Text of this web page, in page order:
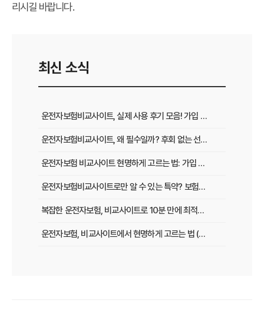
리시길 바랍니다.
최신 소식
운전자보험비교사이트, 실제 사용 후기 모음! 가입 전 반드시 봐야 할 꿀팁
운전자보험비교사이트, 왜 필수일까? 후회 없는 선택을 위한 3가지 핵심 질문
운전자보험 비교사이트 현명하게 고르는 법: 가입 전 놓치지 말아야 할 체크리스트
운전자보험비교사이트로만 알 수 있는 특약? 보험료 절감 비법 공개
복잡한 운전자보험, 비교사이트로 10분 만에 최적의 설계 끝내는 법
운전자보험, 비교사이트에서 현명하게 고르는 법 (보장 VS 가격)